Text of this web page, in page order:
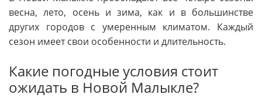
весна, лето, осень и зима, как и в большинстве
других городов с умеренным климатом. Каждый
сезон имеет свои особенности и длительность.
Какие погодные условия стоит
ожидать в Новой Малыкле?